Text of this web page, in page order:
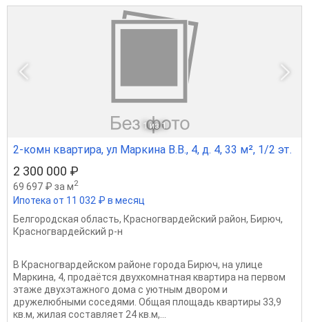
1 из 1
2-комн квартира, ул Маркина В.В., 4, д. 4, 33 м², 1/2 эт.
2 300 000 ₽
69 697 ₽ за м2
Ипотека от 11 032 ₽ в месяц
Белгородская область, Красногвардейский район, Бирюч,
Красногвардейский р-н
В Красногвардейском районе города Бирюч, на улице
Маркина, 4, продаётся двухкомнатная квартира на первом
этаже двухэтажного дома с уютным двором и
дружелюбными соседями. Общая площадь квартиры 33,9
кв.м, жилая составляет 24 кв.м,...